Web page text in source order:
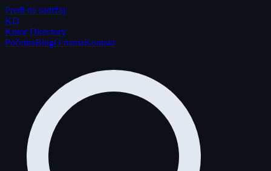
Pređi na sadržaj
KD
Kotor Directory
PočetnaBlogO namaKontakt